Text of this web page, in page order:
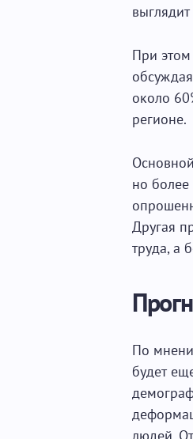
При
около
регионе.
но более
Другая
труда, а
По
будет